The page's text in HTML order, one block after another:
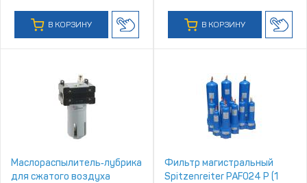
В КОРЗИНУ В КОРЗИНУ
Маслораспылитель‑лубрикатор
для сжатого воздуха
Фильтр магистральный
Spitzenreiter PAF024 P (1